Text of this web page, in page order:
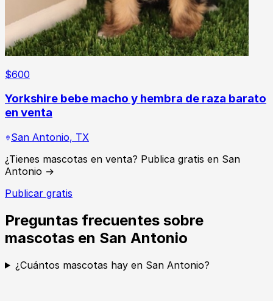
$600
Yorkshire bebe macho y hembra de raza barato
en venta
San Antonio, TX
¿Tienes mascotas en venta? Publica gratis en San
Antonio →
Publicar gratis
Preguntas frecuentes sobre
mascotas en San Antonio
¿Cuántos mascotas hay en San Antonio?